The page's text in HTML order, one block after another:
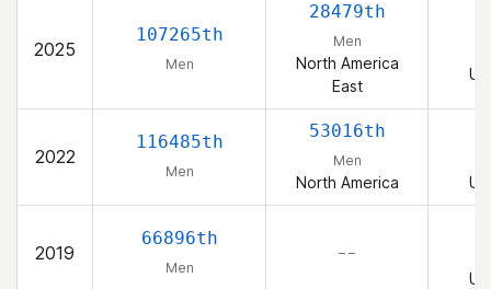
2025
107265th
Men
28479th
Men
North America
East
2022
116485th
Men
53016th
Men
North America
2019
66896th
Men
– –